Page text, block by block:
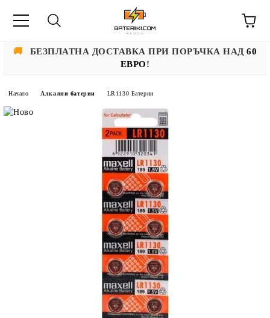
🚚 БЕЗПЛАТНА ДОСТАВКА ПРИ ПОРЪЧКА НАД60
ЕВРО!
Начало Алкални батерии LR1130 Батерии